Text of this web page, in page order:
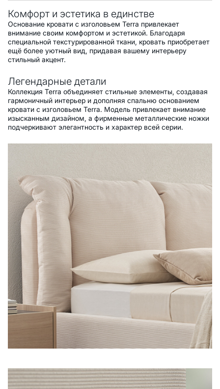
Комфорт и эстетика в единстве
Основание кровати с изголовьем Terra привлекает
внимание своим комфортом и эстетикой. Благодаря
специальной текстурированной ткани, кровать приобретает
ещё более уютный вид, придавая вашему интерьеру
стильный акцент.
Легендарные детали
Коллекция Terra объединяет стильные элементы, создавая
гармоничный интерьер и дополняя спальню основанием
кровати с изголовьем Terra. Модель привлекает внимание
изысканным дизайном, а фирменные металлические ножки
подчеркивают элегантность и характер всей серии.